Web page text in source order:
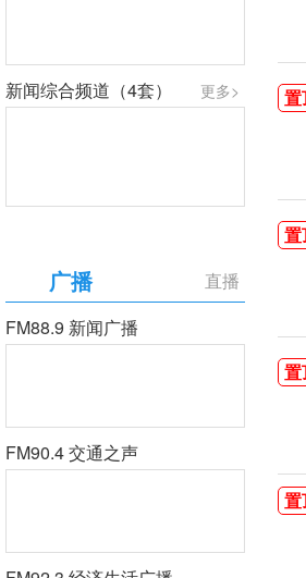
更多>
新闻综合频道（4套）
直播
广播
FM88.9 新闻广播
FM90.4 交通之声
置
置
置
置